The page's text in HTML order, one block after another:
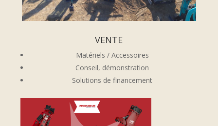
VENTE
Matériels / Accessoires
Conseil, démonstration
Solutions de financement